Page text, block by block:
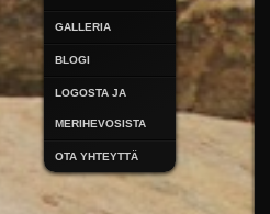
GALLERIA
BLOGI
LOGOSTA JA
MERIHEVOSISTA
OTA YHTEYTTÄ